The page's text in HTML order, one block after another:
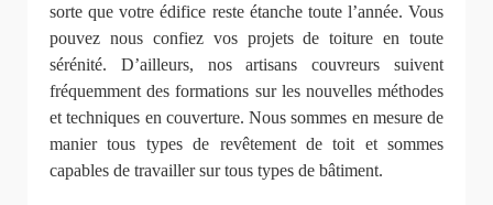
sorte que votre édifice reste étanche toute l’année. Vous
pouvez nous confiez vos projets de toiture en toute
sérénité. D’ailleurs, nos artisans couvreurs suivent
fréquemment des formations sur les nouvelles méthodes
et techniques en couverture. Nous sommes en mesure de
manier tous types de revêtement de toit et sommes
capables de travailler sur tous types de bâtiment.